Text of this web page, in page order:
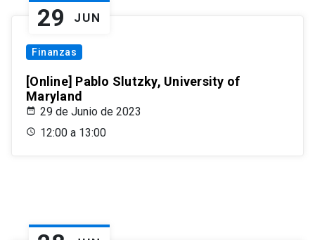
29 JUN
Finanzas
[Online] Pablo Slutzky, University of
Maryland
29 de Junio de 2023
12:00 a 13:00